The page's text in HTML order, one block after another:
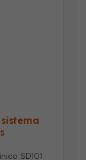
sistema
SD101